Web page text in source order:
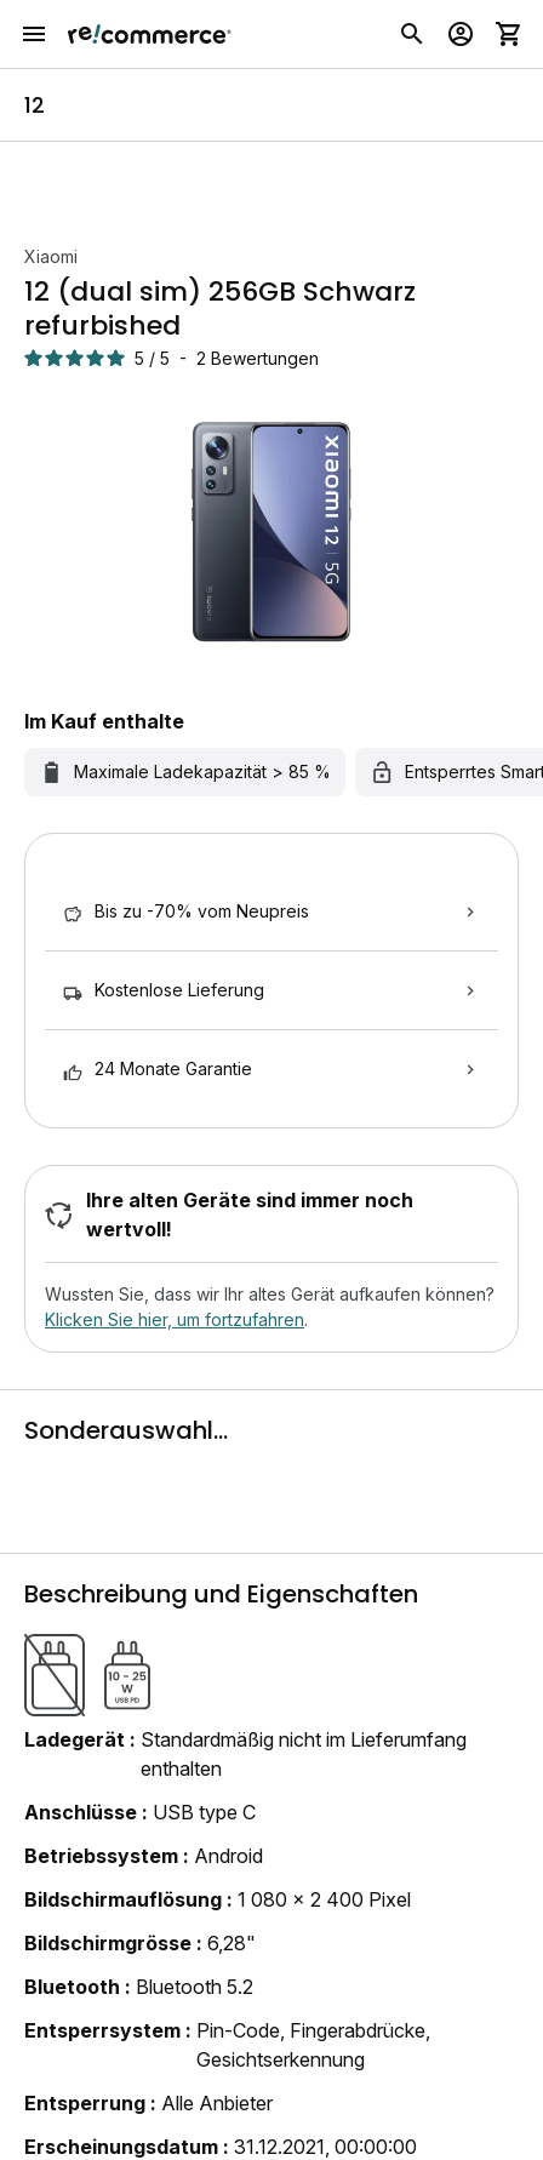
12
Xiaomi
12 (dual sim) 256GB Schwarz
refurbished
5 / 5 - 2 Bewertungen
Im Kauf enthalte
Maximale Ladekapazität > 85 % Entsperrtes
Bis zu -70% vom Neupreis
Kostenlose Lieferung
24 Monate Garantie
Ihre alten Geräte sind immer noch
wertvoll!
Wussten Sie, dass wir Ihr altes Gerät aufkaufen können?
Klicken Sie hier, um fortzufahren.
Sonderauswahl...
Beschreibung und Eigenschaften
Ladegerät
Standardmäßig nicht im Lieferumfang
enthalten
Anschlüsse
USB type C
Betriebssystem
Android
Bildschirmauflösung
1 080 x 2 400 Pixel
Bildschirmgrösse
6,28"
Bluetooth
Bluetooth 5.2
Entsperrsystem
Pin-Code, Fingerabdrücke,
Gesichtserkennung
Entsperrung
Alle Anbieter
Erscheinungsdatum
31.12.2021, 00:00:00